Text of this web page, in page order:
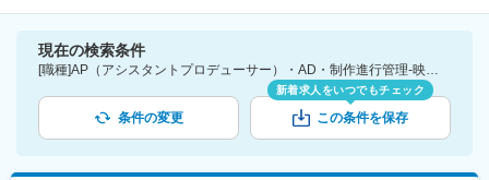
現在の検索条件
[職種]AP（アシスタントプロデューサー）・AD・制作進行管理-映像・映画・音響・イベント・芸能関連 [業種]リフォーム・内装・インテリア-建設・プラント・不動産業界 [年収]250万円～
条件の変更
新着求人をいつでもチェック
この条件を保存